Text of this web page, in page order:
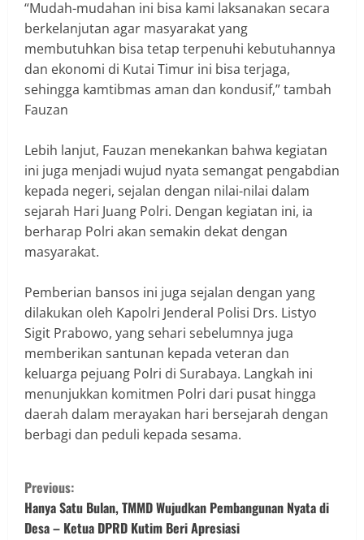
‎“Mudah-mudahan ini bisa kami laksanakan secara
berkelanjutan agar masyarakat yang
membutuhkan bisa tetap terpenuhi kebutuhannya
dan ekonomi di Kutai Timur ini bisa terjaga,
sehingga kamtibmas aman dan kondusif,” tambah
Fauzan
‎Lebih lanjut, Fauzan menekankan bahwa kegiatan
ini juga menjadi wujud nyata semangat pengabdian
kepada negeri, sejalan dengan nilai-nilai dalam
sejarah Hari Juang Polri. Dengan kegiatan ini, ia
berharap Polri akan semakin dekat dengan
masyarakat.
‎Pemberian bansos ini juga sejalan dengan yang
dilakukan oleh Kapolri Jenderal Polisi Drs. Listyo
Sigit Prabowo, yang sehari sebelumnya juga
memberikan santunan kepada veteran dan
keluarga pejuang Polri di Surabaya. Langkah ini
menunjukkan komitmen Polri dari pusat hingga
daerah dalam merayakan hari bersejarah dengan
berbagi dan peduli kepada sesama.
Previous:
‎Hanya Satu Bulan, TMMD Wujudkan Pembangunan Nyata di
Desa – Ketua DPRD Kutim Beri Apresiasi